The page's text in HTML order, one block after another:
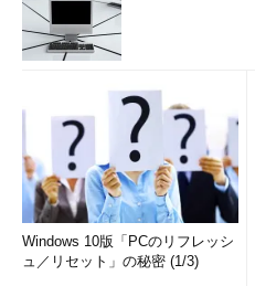
Windows 10版「PCのリフレッシ
ュ／リセット」の秘密 (1/3)